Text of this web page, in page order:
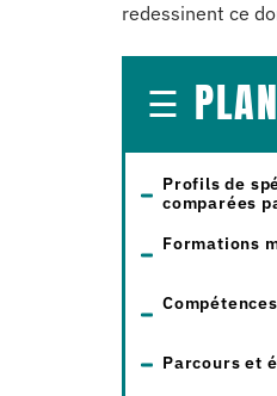
redessinent ce
PLAN
Profils de
comparées
Formations
Parcours et